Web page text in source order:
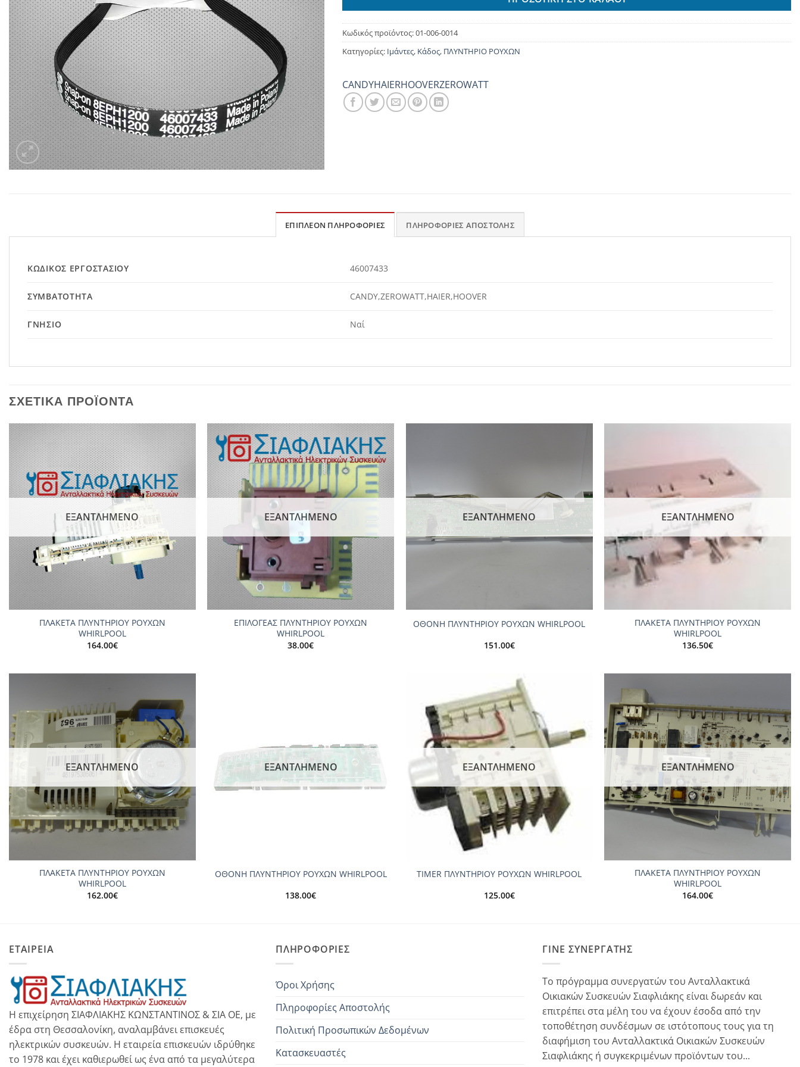
Κωδικός προϊόντος:01-006-0014
Κατηγορίες: Ιμάντες, Κάδος, ΠΛΥΝΤΗΡΙΟ ΡΟΥΧΩΝ
CANDYHAIERHOOVERZEROWATT
ΕΠΙΠΛΈΟΝ ΠΛΗΡΟΦΟΡΊΕΣ ΠΛΗΡΟΦΟΡΊΕΣ ΑΠΟΣΤΟΛΉΣ
ΚΩΔΙΚΌΣ ΕΡΓΟΣΤΑΣΊΟΥ 46007433
ΣΥΜΒΑΤΌΤΗΤΑ CANDY,ZEROWATT,HAIER,HOOVER
ΓΝΉΣΙΟ Ναί
ΣΧΕΤΙΚΆ ΠΡΟΪΌΝΤΑ
Add to
wishlist
ΕΞΑΝΤΛΗΜΈΝΟ
ΠΛΑΚΕΤΑ ΠΛΥΝΤΗΡΙΟΥ ΡΟΥΧΩΝ
WHIRLPOOL
164.00€
Add to
wishlist
ΕΞΑΝΤΛΗΜΈΝΟ
ΕΠΙΛΟΓΕΑΣ ΠΛΥΝΤΗΡΙΟΥ ΡΟΥΧΩΝ
WHIRLPOOL
38.00€
ΕΞΑΝΤΛΗΜΈΝΟ
ΟΘΟΝΗ ΠΛΥΝΤΗΡΙΟΥ ΡΟΥΧΩΝ WHIRLPOOL
151.00€
ΕΞΑΝΤΛΗΜΈΝΟ
ΠΛΑΚΕΤΑ ΠΛΥΝΤΗΡΙΟΥ ΡΟΥΧΩΝ
WHIRLPOOL
136.50€
Add to
wishlist
ΕΞΑΝΤΛΗΜΈΝΟ
ΠΛΑΚΕΤΑ ΠΛΥΝΤΗΡΙΟΥ ΡΟΥΧΩΝ
WHIRLPOOL
162.00€
ΕΞΑΝΤΛΗΜΈΝΟ
ΟΘΟΝΗ ΠΛΥΝΤΗΡΙΟΥ ΡΟΥΧΩΝ WHIRLPOOL
138.00€
ΕΞΑΝΤΛΗΜΈΝΟ
TIMER ΠΛΥΝΤΗΡΙΟΥ ΡΟΥΧΩΝ WHIRLPOOL
125.00€
Add to
wishlist
ΕΞΑΝΤΛΗΜΈΝΟ
ΠΛΑΚΕΤΑ ΠΛΥΝΤΗΡΙΟΥ ΡΟΥΧΩΝ
WHIRLPOOL
164.00€
ΕΤΑΙΡΕΙΑ
Η επιχείρηση ΣΙΑΦΛΙΑΚΗΣ ΚΩΝΣΤΑΝΤΙΝΟΣ & ΣΙΑ ΟΕ, με
έδρα στη Θεσσαλονίκη, αναλαμβάνει επισκευές
ηλεκτρικών συσκευών. Η εταιρεία επισκευών ιδρύθηκε
το 1978 και έχει καθιερωθεί ως ένα από τα μεγαλύτερα
ΠΛΗΡΟΦΟΡΊΕΣ
Όροι Χρήσης
Πληροφορίες Αποστολής
Πολιτική Προσωπικών Δεδομένων
Κατασκευαστές
ΓΊΝΕ ΣΥΝΕΡΓΆΤΗΣ
Το πρόγραμμα συνεργατών του Ανταλλακτικά
Οικιακών Συσκευών Σιαφλιάκης είναι δωρεάν και
επιτρέπει στα μέλη του να έχουν έσοδα από την
τοποθέτηση συνδέσμων σε ιστότοπους τους για τη
διαφήμιση του Ανταλλακτικά Οικιακών Συσκευών
Σιαφλιάκης ή συγκεκριμένων προϊόντων του...